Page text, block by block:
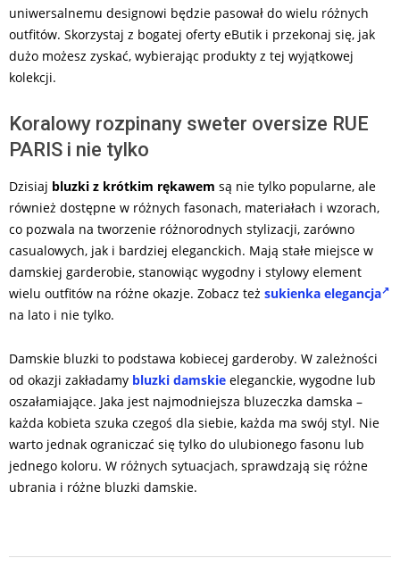
uniwersalnemu designowi będzie pasował do wielu różnych
outfitów. Skorzystaj z bogatej oferty eButik i przekonaj się, jak
dużo możesz zyskać, wybierając produkty z tej wyjątkowej
kolekcji.
Koralowy rozpinany sweter oversize RUE
PARIS i nie tylko
Dzisiaj bluzki z krótkim rękawem są nie tylko popularne, ale
również dostępne w różnych fasonach, materiałach i wzorach,
co pozwala na tworzenie różnorodnych stylizacji, zarówno
casualowych, jak i bardziej eleganckich. Mają stałe miejsce w
damskiej garderobie, stanowiąc wygodny i stylowy element
wielu outfitów na różne okazje. Zobacz też sukienka elegancja
na lato i nie tylko.
Damskie bluzki to podstawa kobiecej garderoby. W zależności
od okazji zakładamy bluzki damskie eleganckie, wygodne lub
oszałamiające. Jaka jest najmodniejsza bluzeczka damska –
każda kobieta szuka czegoś dla siebie, każda ma swój styl. Nie
warto jednak ograniczać się tylko do ulubionego fasonu lub
jednego koloru. W różnych sytuacjach, sprawdzają się różne
ubrania i różne bluzki damskie.